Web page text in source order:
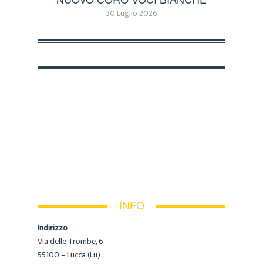
30 Luglio 2026
INFO
Indirizzo
Via delle Trombe, 6
55100 – Lucca (Lu)